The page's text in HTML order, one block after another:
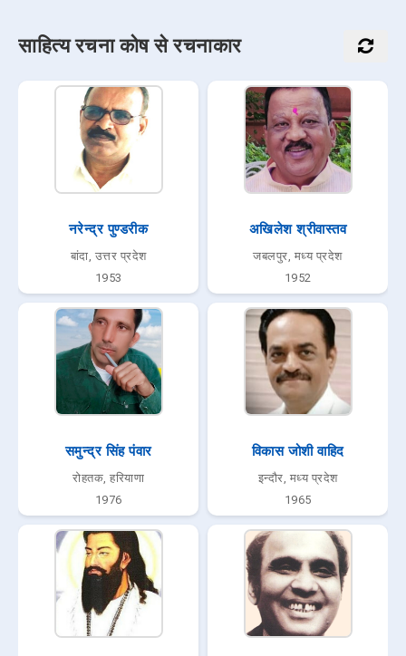
साहित्य रचना कोष से रचनाकार
नरेन्द्र पुण्डरीक
बांदा, उत्तर प्रदेश
1953
अखिलेश श्रीवास्तव
जबलपुर, मध्य प्रदेश
1952
समुन्द्र सिंह पंवार
रोहतक, हरियाणा
1976
विकास जोशी वाहिद
इन्दौर, मध्य प्रदेश
1965